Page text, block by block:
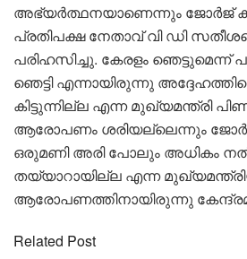
അഭ്യര്‍ത്ഥനയാണെന്നും ജോര്‍ജ്
പ്രതിപക്ഷ നേതാവ് വി ഡി
പരിഹസിച്ചു. കേരളം
ഞെട്ടി എന്നായിരുന്നു
കിട്ടുന്നില്ല എന്ന മുഖ്യമന്ത്രി
ആരോപണം ശരിയല്ലെന്നും
ഒരുമണി അരി പോലും അധികം
തയ്യാറായില്ല എന്ന
ആരോപണത്തിനായിരുന്നു
Related Post